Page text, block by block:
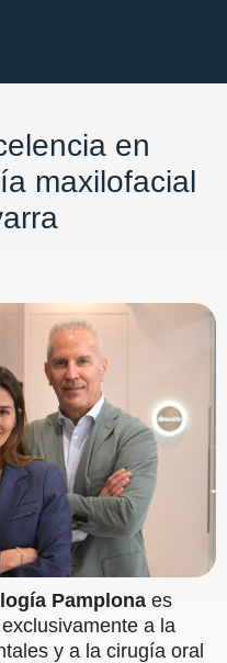
en
maxilofacial
Pamplona es
a la
y a la cirugía oral